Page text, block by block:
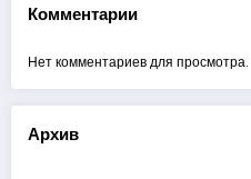
Комментарии
Нет комментариев для просмотра.
Архив